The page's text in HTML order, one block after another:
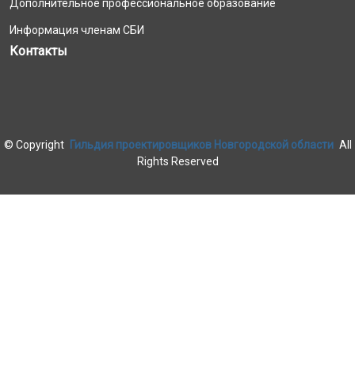
Дополнительное профессиональное образование
Информация членам СБИ
Контакты
© Copyright Гильдия проектировщиков Новгородской области All
Rights Reserved